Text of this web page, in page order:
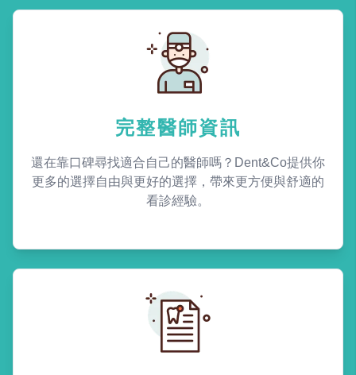
完整醫師資訊
還在靠口碑尋找適合自己的醫師嗎？Dent&Co提供你
更多的選擇自由與更好的選擇，帶來更方便與舒適的
看診經驗。